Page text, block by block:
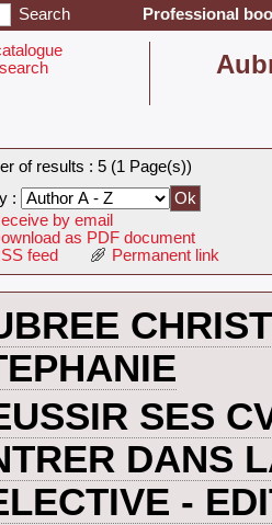
Professional
of results : 5 (1 Page(s))
:
by email
as PDF document
feed
Permanent link
SES
DANS
-